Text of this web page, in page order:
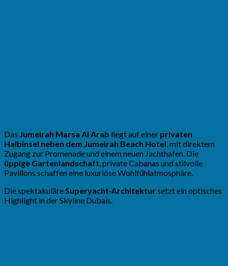
Das Jumeirah Marsa Al Arab liegt auf einer privaten
Halbinsel neben dem Jumeirah Beach Hotel , mit direktem
Zugang zur Promenade und einem neuen Jachthafen. Die
üppige Gartenlandschaft , private Cabanas und stilvolle
Pavillons schaffen eine luxuriöse Wohlfühlatmosphäre.
Die spektakuläre Superyacht-Architektursetzt ein optisches
Highlight in der Skyline Dubais.